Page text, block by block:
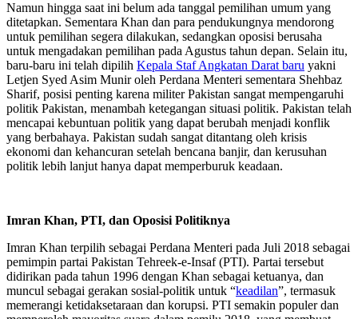
Namun hingga saat ini belum ada tanggal pemilihan umum yang
ditetapkan. Sementara Khan dan para pendukungnya mendorong
untuk pemilihan segera dilakukan, sedangkan oposisi berusaha
untuk mengadakan pemilihan pada Agustus tahun depan. Selain itu,
baru-baru ini telah dipilih Kepala Staf Angkatan Darat baru yakni
Letjen Syed Asim Munir oleh Perdana Menteri sementara Shehbaz
Sharif, posisi penting karena militer Pakistan sangat mempengaruhi
politik Pakistan, menambah ketegangan situasi politik. Pakistan telah
mencapai kebuntuan politik yang dapat berubah menjadi konflik
yang berbahaya. Pakistan sudah sangat ditantang oleh krisis
ekonomi dan kehancuran setelah bencana banjir, dan kerusuhan
politik lebih lanjut hanya dapat memperburuk keadaan.
Imran Khan, PTI, dan Oposisi Politiknya
Imran Khan terpilih sebagai Perdana Menteri pada Juli 2018 sebagai
pemimpin partai Pakistan Tehreek-e-Insaf (PTI). Partai tersebut
didirikan pada tahun 1996 dengan Khan sebagai ketuanya, dan
muncul sebagai gerakan sosial-politik untuk “keadilan”, termasuk
memerangi ketidaksetaraan dan korupsi. PTI semakin populer dan